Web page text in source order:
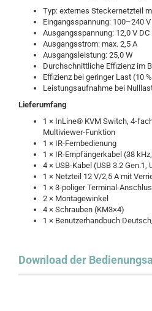
Typ: externes Steckernetzteil
Eingangsspannung: 100–240
Ausgangsspannung: 12,0 V DC
Ausgangsstrom: max. 2,5 A
Ausgangsleistung: 25,0 W
Durchschnittliche Effizienz im
Effizienz bei geringer Last (10
Leistungsaufnahme bei
Lieferumfang
1 × InLine® KVM Switch, 4-
Multiviewer-Funktion
1 × IR-Fernbedienung
1 × IR-Empfängerkabel (38
4 × USB-Kabel (USB 3.2 Gen.1,
1 × Netzteil 12 V/2,5 A mit
1 × 3-poliger Terminal-
2 × Montagewinkel
4 × Schrauben (KM3×4)
1 × Benutzerhandbuch
Download der